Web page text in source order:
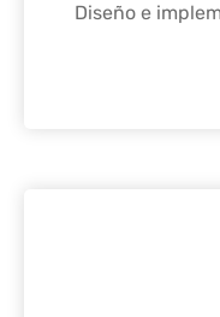
Diseño e